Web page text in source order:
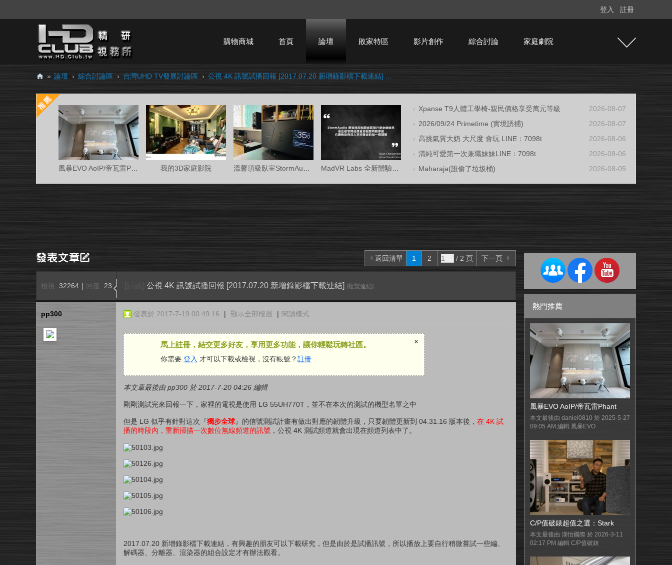
登入 註冊
購物商城 首頁 論壇 敗家特區 影片創作 綜合討論 家庭劇院
D.
Cl
» 論壇 › 綜合討論區 › 台灣UHD TV發展討論區 › 公視 4K 訊號試播回報 [2017.07.20 新增錄影檔下載連結] ...
我的3D家庭影院
Xpanse T9人體工學椅-親民價格享受萬元等級
2026-08-07
2026/09/24 Primetime (實境誘捕)
2026-08-07
高挑氣質大奶 大尺度 會玩 LINE：7098t
2026-08-06
清純可愛第一次兼職妹妹LINE：7098t
2026-08-06
Maharaja(誰偷了垃圾桶)
2026-08-05
1 2 / 2 頁 下一頁
返回清單
檢視: 32264 | 回覆: 23 公視 4K 訊號試播回報 [2017.07.20 新增錄影檔下載連結] [複製連結]
pp300 發表於 2017-7-19 00:49:16 | 顯示全部樓層 | 閱讀模式
馬上註冊，結交更多好友，享用更多功能，讓你輕鬆玩轉社區。
你需要 登入 才可以下載或檢視，沒有帳號？註冊
×
本文章最後由 pp300 於 2017-7-20 04:26 編輯
剛剛測試完來回報一下，家裡的電視是使用 LG 55UH770T，並不在本次的測試的機型名單之中
但是 LG 似乎有針對這次『獨步全球 』的信號測試計畫有做出對應的韌體升級，只要韌體更新到 04.31.16 版本後， 在 4K 試
播的時段內，重新掃描一次數位無線頻道的訊號 ，公視 4K 測試頻道就會出現在頻道列表中了。
2017.07.20 新增錄影檔下載連結，有興趣的朋友可以下載研究，但是由於是試播訊號，所以播放上要自行稍微嘗試一些編、
解碼器、分離器、渲染器的組合設定才有辦法觀看。
熱門推薦
風暴EVO AoIP/帝瓦雷Phant
本文最後由 daniel0810 於 2025-5-27
09:05 AM 編輯 風暴EVO
C/P值破錶超值之選：Stark
本文最後由 漢怡國際 於 2026-3-11
02:17 PM 編輯 C/P值破錶